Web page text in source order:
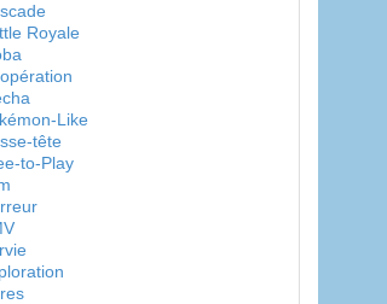
Royale
Like
tête
to-Play